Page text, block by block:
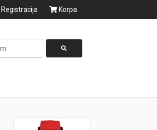
Registracija Korpa